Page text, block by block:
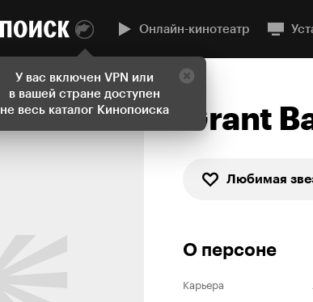
У вас включен VPN или
в вашей стране доступен
не весь каталог Кинопоиска
Онлайн-кинотеатр
Grant
Любимая
О персоне
Карьера